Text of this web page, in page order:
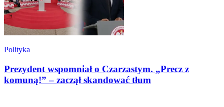
Polityka
Prezydent wspomniał o Czarzastym. „Precz z
komuną!” – zaczął skandować tłum